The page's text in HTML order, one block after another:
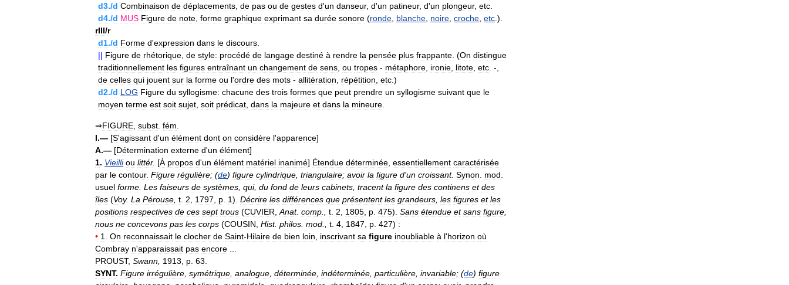
d3./d Combinaison de déplacements, de pas ou de gestes d'un danseur, d'un patineur, d'un plongeur, etc.
d4./d MUS Figure de note, forme graphique exprimant sa durée sonore (ronde, blanche, noire, croche, etc.).
rIII/r
d1./d Forme d'expression dans le discours.
|| Figure de rhétorique, de style: procédé de langage destiné à rendre la pensée plus frappante. (On distingue
traditionnellement les figures entraînant un changement de sens, ou tropes - métaphore, ironie, litote, etc. -,
de celles qui jouent sur la forme ou l'ordre des mots - allitération, répétition, etc.)
d2./d LOG Figure du syllogisme: chacune des trois formes que peut prendre un syllogisme suivant que le
moyen terme est soit sujet, soit prédicat, dans la majeure et dans la mineure.
⇒FIGURE, subst. fém.
I.— [S'agissant d'un élément dont on considère l'apparence]
A.— [Détermination externe d'un élément]
1. Vieilli ou littér. [À propos d'un élément matériel inanimé] Étendue déterminée, essentiellement caractérisée
par le contour. Figure régulière; (de) figure cylindrique, triangulaire; avoir la figure d'un croissant. Synon. mod.
usuel forme. Les faiseurs de systèmes, qui, du fond de leurs cabinets, tracent la figure des continens et des
îles (Voy. La Pérouse, t. 2, 1797, p. 1). Décrire les différences que présentent les grandeurs, les figures et les
positions respectives de ces sept trous (CUVIER,Anat. comp., t. 2, 1805, p. 475). Sans étendue et sans figure,
nous ne concevons pas les corps (COUSIN, Hist. philos. mod., t. 4, 1847, p. 427) :
• 1. On reconnaissait le clocher de Saint-Hilaire de bien loin, inscrivant sa figure inoubliable à l'horizon où
Combray n'apparaissait pas encore ...
PROUST, Swann, 1913, p. 63.
SYNT. Figure irrégulière, symétrique, analogue, déterminée, indéterminée, particulière, invariable; (de) figure